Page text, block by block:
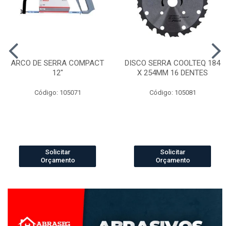
ARCO DE SERRA COMPACT
12"
Código: 105071
Solicitar
Orçamento
DISCO SERRA COOLTEQ 184
X 254MM 16 DENTES
Código: 105081
Solicitar
Orçamento